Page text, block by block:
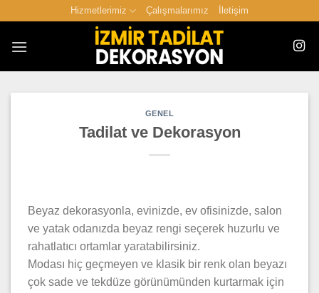
Hizmetlerimiz Çalışmalarımız İletişim
GENEL
Tadilat ve Dekorasyon
Beyaz dekorasyonla, evinizde, ev ofisinizde, salon
ve yatak odanızda beyaz rengi seçerek huzurlu ve
rahatlatıcı ortamlar yaratabilirsiniz.
Modası hiç geçmeyen ve klasik bir renk olan beyazı
çok sade ve tekdüze görünümünden kurtarmak için